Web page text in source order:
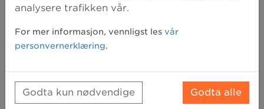
analysere trafikken vår.
For mer informasjon, vennligst les vår
personvernerklæring.
Godta kun nødvendige Godta alle